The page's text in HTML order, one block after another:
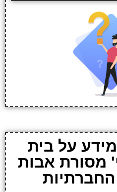
על בית
מסורת אבות